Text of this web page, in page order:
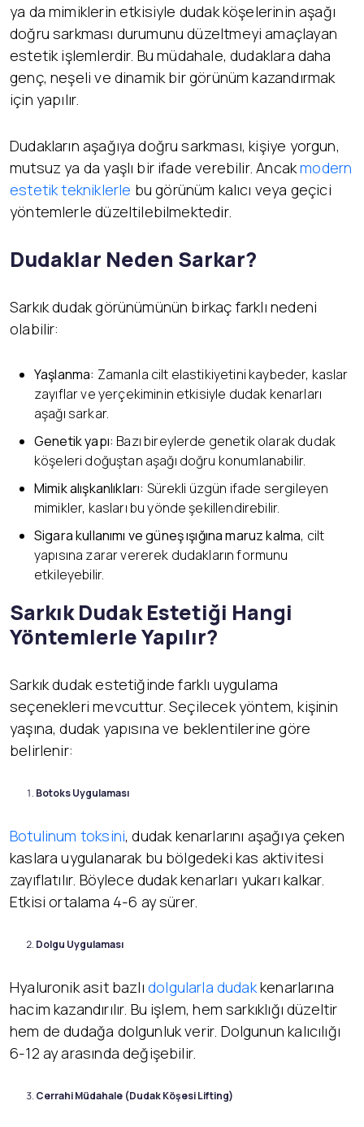
ya da mimiklerin etkisiyle dudak köşelerinin aşağı
doğru sarkması durumunu düzeltmeyi amaçlayan
estetik işlemlerdir. Bu müdahale, dudaklara daha
genç, neşeli ve dinamik bir görünüm kazandırmak
için yapılır.
Dudakların aşağıya doğru sarkması, kişiye yorgun,
mutsuz ya da yaşlı bir ifade verebilir. Ancakmodern
estetik tekniklerle bu görünüm kalıcı veya geçici
yöntemlerle düzeltilebilmektedir.
Dudaklar Neden Sarkar?
Sarkık dudak görünümünün birkaç farklı nedeni
olabilir:
Yaşlanma: Zamanla cilt elastikiyetini kaybeder, kaslar
zayıflar ve yerçekiminin etkisiyle dudak kenarları
aşağı sarkar.
Genetik yapı: Bazı bireylerde genetik olarak dudak
köşeleri doğuştan aşağı doğru konumlanabilir.
Mimik alışkanlıkları: Sürekli üzgün ifade sergileyen
mimikler, kasları bu yönde şekillendirebilir.
Sigara kullanımı ve güneş ışığına maruz kalma, cilt
yapısına zarar vererek dudakların formunu
etkileyebilir.
Sarkık Dudak Estetiği Hangi
Yöntemlerle Yapılır?
Sarkık dudak estetiğinde farklı uygulama
seçenekleri mevcuttur. Seçilecek yöntem, kişinin
yaşına, dudak yapısına ve beklentilerine göre
belirlenir:
Botoks Uygulaması
Botulinum toksini, dudak kenarlarını aşağıya çeken
kaslara uygulanarak bu bölgedeki kas aktivitesi
zayıflatılır. Böylece dudak kenarları yukarı kalkar.
Etkisi ortalama 4-6 ay sürer.
Dolgu Uygulaması
Hyaluronik asit bazlı dolgularla dudakkenarlarına
hacim kazandırılır. Bu işlem, hem sarkıklığı düzeltir
hem de dudağa dolgunluk verir. Dolgunun kalıcılığı
6-12 ay arasında değişebilir.
Cerrahi Müdahale (Dudak Köşesi Lifting)